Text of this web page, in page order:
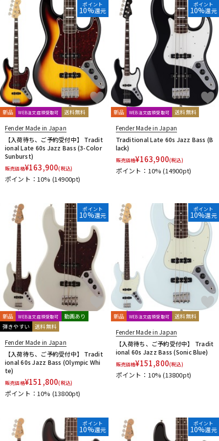
ポイント
10%還元
新品 WEB注文店頭受取可 送料無料
Fender Made in Japan
【入荷待ち、ご予約受付中】 Tradit
ional Late 60s Jazz Bass (3-Color
Sunburst)
販売価格¥163,900(税込)
ポイント：10% (14900pt)
ポイント
10%還元
新品 WEB注文店頭受取可 送料無料
Fender Made in Japan
Traditional Late 60s Jazz Bass (B
lack)
販売価格¥163,900(税込)
ポイント：10%(14900pt)
ポイント
10%還元
新品 WEB注文店頭受取可
動画あり
弾きやすい
送料無料
Fender Made in Japan
【入荷待ち、ご予約受付中】 Tradit
ional 60s Jazz Bass (Olympic Whi
te)
販売価格¥151,800(税込)
ポイント：10% (13800pt)
ポイント
10%還元
新品 WEB注文店頭受取可 送料無料
Fender Made in Japan
【入荷待ち、ご予約受付中】 Tradit
ional 60s Jazz Bass (Sonic Blue)
販売価格¥151,800(税込)
ポイント：10%(13800pt)
ポイント
10%還元
ポイント
10%還元